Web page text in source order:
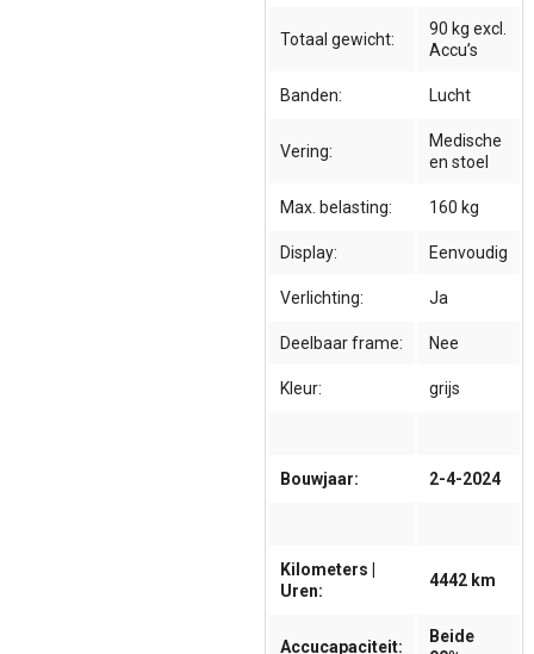
Totaal gewicht:
90 kg excl.
Accu’s
Banden: Lucht
Vering:
Medische
en stoel
Max. belasting: 160 kg
Display: Eenvoudig
Verlichting: Ja
Deelbaar frame: Nee
Kleur: grijs
Bouwjaar: 2-4-2024
Kilometers |
Uren:
4442 km
Accucapaciteit:
Beide